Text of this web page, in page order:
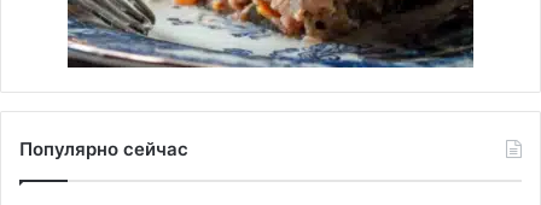
Популярно сейчас